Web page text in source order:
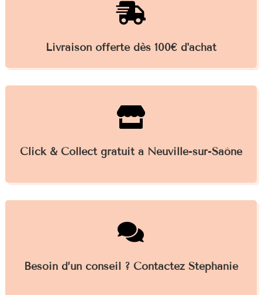

Livraison offerte dès 100€ d'achat

Click & Collect gratuit à Neuville-sur-Saône

Besoin d’un conseil ? Contactez Stéphanie